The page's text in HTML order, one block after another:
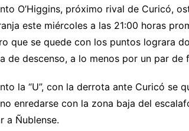
O’Higgins, próximo rival de Curicó,
este miércoles a las 21:00 horas
que se quede con los puntos lograra
de descenso, a lo menos por un par de
la “U”, con la derrota ante Curicó se
enredarse con la zona baja del
a Ñublense.